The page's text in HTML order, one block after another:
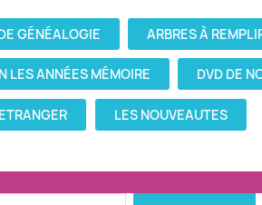
GÉNÉALOGIE ARBRES À
LES ANNÉES MÉMOIRE DVD DE
LES NOUVEAUTES